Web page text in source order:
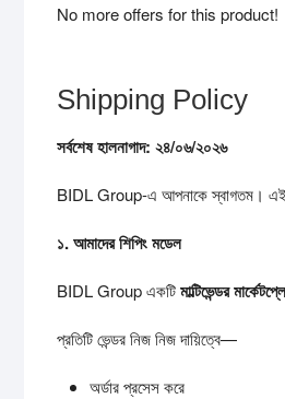
No more offers for this product!
Shipping Policy
সর্বশেষহালনাগাদ: ২৪/০৬/২০২৬
BIDL Group-এ আপনাকে স্বাগতম। এই
১.আমাদেরশিপিংমডেল
BIDL Group একটিমাল্টিভেন্ডর
প্রতিটি ভেন্ডর নিজ নিজ দায়িত্বে—
অর্ডার প্রসেস করে